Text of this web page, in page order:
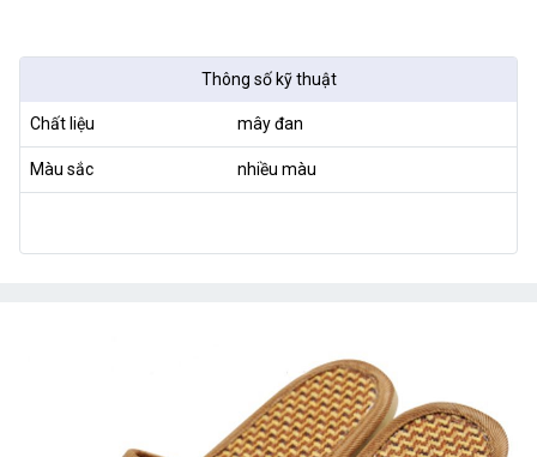
Thông số kỹ thuật
Chất liệu mây đan
Màu sắc nhiều màu